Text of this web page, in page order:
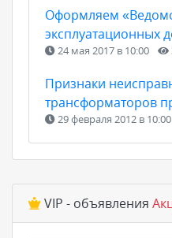
Оформляем
эксплуатационных
24 мая 2017 в 10:00
Признаки
трансформаторов
29 февраля 2012 в 10:00
VIP - объявления